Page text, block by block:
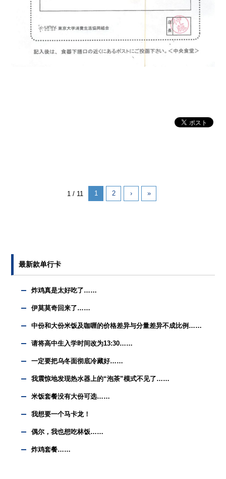
1 / 11 1 2 › »
最新款单行卡
炸鸡真是太好吃了……
伊莫莫奇回来了……
中份和大份米饭及咖喱的价格差异与分量差异不成比例……
请将高中生入学时间改为13:30……
一定要把乌冬面彻底冷藏好……
我震惊地发现热水器上的“泡茶”模式不见了……
米饭套餐没有大份可选……
我想要一个马卡龙！
偶尔，我也想吃林饭……
炸鸡套餐……